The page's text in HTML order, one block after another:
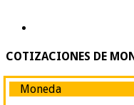
COTIZACIONES DE
Moneda